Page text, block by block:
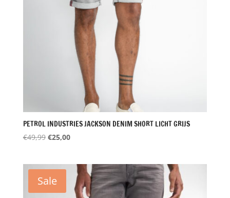
PETROL INDUSTRIES JACKSON DENIM SHORT LICHT GRIJS
€49,99 Oorspronkelijke
€49,99.
€25,00Huidige
€25,00.
Sale